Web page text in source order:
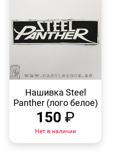
ПРОСМОТР
Нашивка Steel
Panther (лого белое)
150 ₽
Нет в наличии